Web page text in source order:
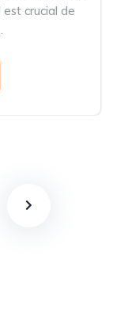
crucial de